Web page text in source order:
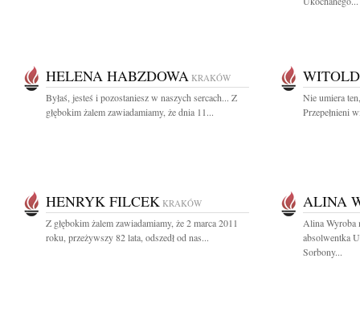
HELENA HABZDOWA KRAKÓW
Byłaś, jesteś i pozostaniesz w naszych sercach... Z
głębokim żalem zawiadamiamy, że dnia 11...
Nie umiera
Przepełnieni
HENRYK FILCEK KRAKÓW
Z głębokim żalem zawiadamiamy, że 2 marca 2011
roku, przeżywszy 82 lata, odszedł od nas...
ALINA
Alina Wyroba
absolwentka
Sorbony...